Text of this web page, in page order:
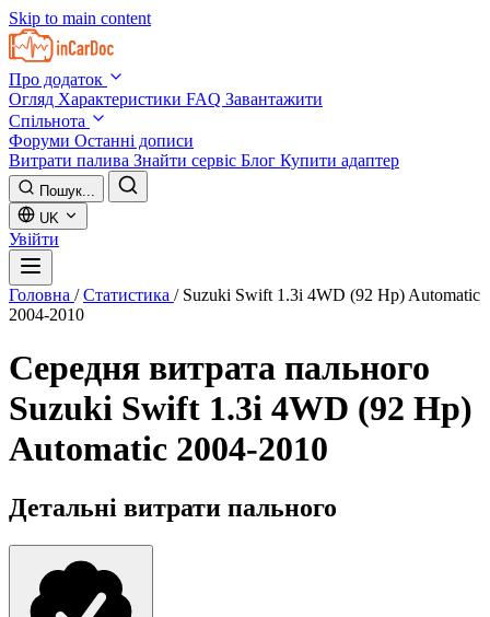
Skip to main content
Про додаток
Огляд Характеристики FAQ Завантажити
Спільнота
Форуми Останні дописи
Витрати палива Знайти сервіс Блог Купити адаптер
Пошук...
UK
Увійти
Головна / Статистика / Suzuki Swift 1.3i 4WD (92 Hp) Automatic
2004-2010
Середня витрата пального
Suzuki Swift 1.3i 4WD (92 Hp)
Automatic 2004-2010
Детальні витрати пального